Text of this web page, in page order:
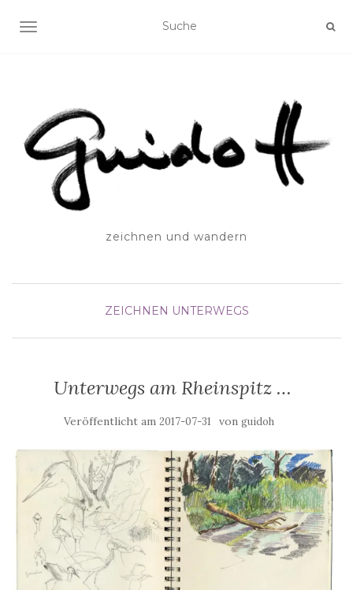
SCHALTE NAVIGATION
zeichnen und wandern
ZEICHNEN UNTERWEGS
Unterwegs am Rheinspitz …
Veröffentlicht am 2017-07-31 von guidoh